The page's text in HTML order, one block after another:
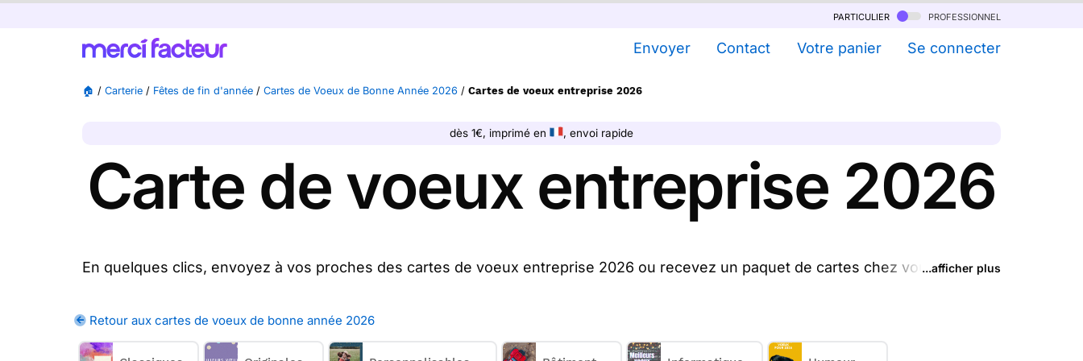
particulier professionnel
Envoyer Contact Votre panier Se connecter
🏠 / Carterie / Fêtes de fin d'année / Cartes de Voeux de Bonne Année 2026 / Cartes de voeux entreprise 2026
dès 1€, imprimé en , envoi rapide
Carte de voeux entreprise 2026
En quelques clics, envoyez à vos proches des cartes de voeux entreprise 2026 ou recevez un paquet de cartes chez vous. Achetez
construit avec eux. Parmi toutes ces cartes de voeux entreprise 2026 créées par des illustrateurs français nous vous proposons 6
thématiques, avec notamment des cartes de voeux professionnelles 2026 ainsi que des cartes de voeux entreprise originales 2026.
...afficher plus
Retour aux cartes de voeux de bonne année 2026